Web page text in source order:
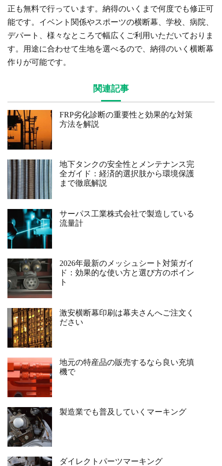
正も無料で行っています。納得のいくまで何度でも修正可
能です。イベント関係やスポーツの横断幕、学校、病院、
デパート、様々なところで幅広くご利用いただいておりま
す。用途に合わせて生地を選べるので、納得のいく横断幕
作りが可能です。
関連記事
FRP劣化診断の重要性と効果的な対策
方法を解説
地下タンクの安全性とメンテナンス完
全ガイド：経済的選択肢から環境保護
まで徹底解説
サーパス工業株式会社で製造している
流量計
2026年最新のメッシュシート対策ガイ
ド：効果的な使い方と選び方のポイン
ト
激安横断幕印刷は幕夫さんへご注文く
ださい
地元の特産品の販売するなら良い充填
機で
製造業でも普及していくマーキング
ダイレクトパーツマーキング